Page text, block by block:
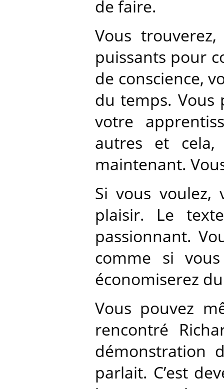
de faire.
Vous
puissants pour
de conscience,
du temps. Vous
votre
autres et cela,
maintenant.
Si vous
plaisir. Le
passionnant.
comme si
économiserez
Vous pouvez
rencontré
démonstration
parlait. C’est